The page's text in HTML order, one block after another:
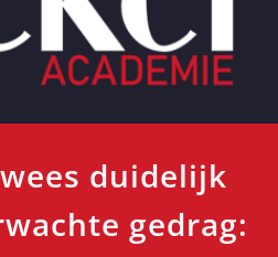
duidelijk
gedrag: